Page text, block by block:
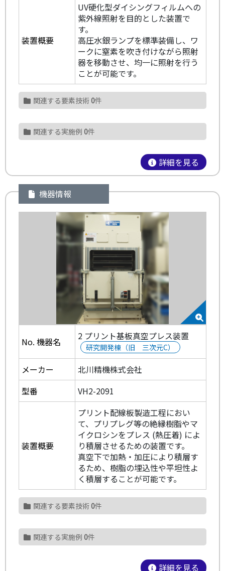
装置概要
UV硬化型ダイシングフィルムへの
紫外線照射を目的とした装置で
す。
高圧水銀ランプを標準装備し、ワ
ークに窒素を吹き付けながら照射
器を移動させ、均一に照射を行う
ことが可能です。
関連する要素技術0件
関連する実施例 0件
詳細を見る
機器情報
No. 機器名 2 プリント基板真空プレス装置
研究開発棟（旧 三次元C）
メーカー
北川精機株式会社
型番
VH2-2091
装置概要
プリント配線板製造工程におい
て、プリプレグ等の絶縁樹脂やマ
イクロシンをプレス (熱圧着) によ
り積層させるための装置です。
真空下で加熱・加圧により積層す
るため、樹脂の埋込性や平坦性よ
く積層することが可能です。
関連する要素技術0件
関連する実施例 0件
詳細を見る